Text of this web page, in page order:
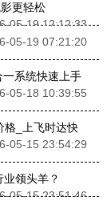
更轻松
05-19 12:12:33
05-19 07:21:20
系统快速上手
05-18 10:39:55
格_上飞时达快
05-15 23:54:29
领头羊？
05-15 23:51:46